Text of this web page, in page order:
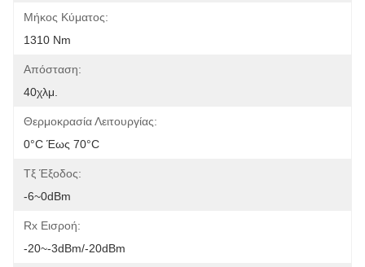
Μήκος Κύματος:
1310 Nm
Απόσταση:
40χλμ.
Θερμοκρασία Λειτουργίας:
0°C Έως 70°C
Τξ Έξοδος:
-6~0dBm
Rx Εισροή:
-20~-3dBm/-20dBm